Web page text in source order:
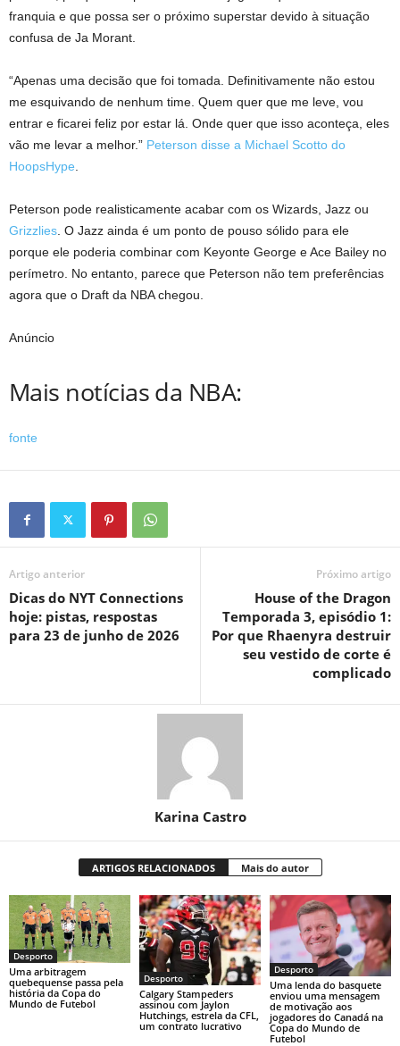
franquia e que possa ser o próximo superstar devido à situação
confusa de Ja Morant.
“Apenas uma decisão que foi tomada. Definitivamente não estou
me esquivando de nenhum time. Quem quer que me leve, vou
entrar e ficarei feliz por estar lá. Onde quer que isso aconteça, eles
vão me levar a melhor.” Peterson disse a Michael Scotto do
HoopsHype
Peterson pode realisticamente acabar com os Wizards, Jazz ou
Grizzlies . O Jazz ainda é um ponto de pouso sólido para ele
porque ele poderia combinar com Keyonte George e Ace Bailey no
perímetro. No entanto, parece que Peterson não tem preferências
agora que o Draft da NBA chegou.
Anúncio
Mais notícias da NBA:
fonte
Artigo anterior
Dicas do NYT Connections
hoje: pistas, respostas
para 23 de junho de 2026
Próximo artigo
House of the Dragon
Temporada 3, episódio 1:
Por que Rhaenyra destruir
seu vestido de corte é
complicado
Karina Castro
ARTIGOS RELACIONADOS Mais do autor
Desporto
Uma arbitragem
quebequense passa pela
história da Copa do
Mundo de Futebol
Desporto
Calgary Stampeders
assinou com Jaylon
Hutchings, estrela da CFL,
um contrato lucrativo
Desporto
Uma lenda do basquete
enviou uma mensagem
de motivação aos
jogadores do Canadá na
Copa do Mundo de
Futebol